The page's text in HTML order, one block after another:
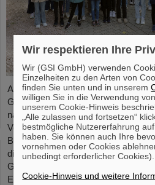
Auch im Jahr 2024 erfreute sich der
Girls’Day bei GSI/FAIR wieder
nahmen 68 Mädchen im Alter
Veranstaltung teil und informierten
Beschleunigeranlagen und
die Infrastruktur sowie
GSI und FAIR. Die Mädchen nutzten
Einblick in die vielfältigen Tätigkeiten
Wir respektieren Ihre
Wir (GSI GmbH) verwenden
Einzelheiten zu den Arten von
finden Sie unten und in unserem
willigen Sie in die Verwendung
unserem Cookie-Hinweis
„Alle zulassen und fortsetzen“
bestmögliche Nutzererfahrung
haben. Sie können auch Ihre
vornehmen oder Cookies
unbedingt erforderlicher Cookies).
Cookie-Hinweis und weitere